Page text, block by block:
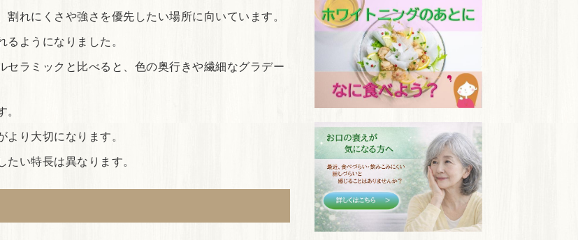
れにくさや強さを優先したい場所に向いています。
ようになりました。
ラミックと比べると、色の奥行きや繊細なグラデー
り大切になります。
い特長は異なります。